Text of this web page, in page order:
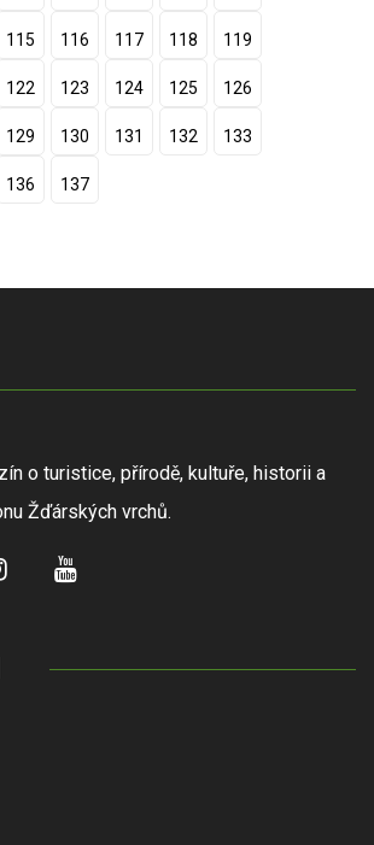
115 116 117 118 119
122 123 124 125 126
129 130 131 132 133
136 137
o turistice, přírodě, kultuře, historii a
Žďárských vrchů.